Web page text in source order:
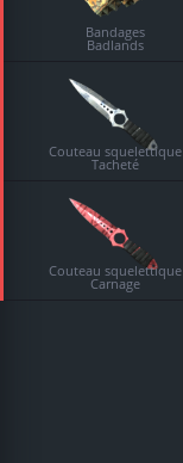
Bandages
Badlands
Couteau squelettique
Tacheté
Couteau squelettique
Carnage